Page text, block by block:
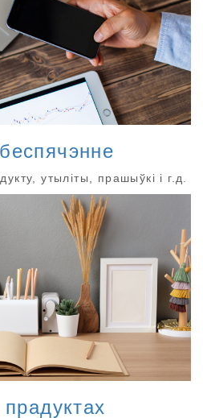
утыліты, прашыўкі і г.д.
прадуктах